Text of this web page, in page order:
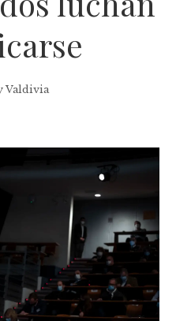
Valdivia